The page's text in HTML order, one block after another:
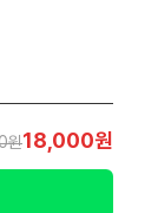
원18,000원